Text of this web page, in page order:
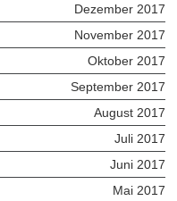
Dezember 2017
November 2017
Oktober 2017
September 2017
August 2017
Juli 2017
Juni 2017
Mai 2017